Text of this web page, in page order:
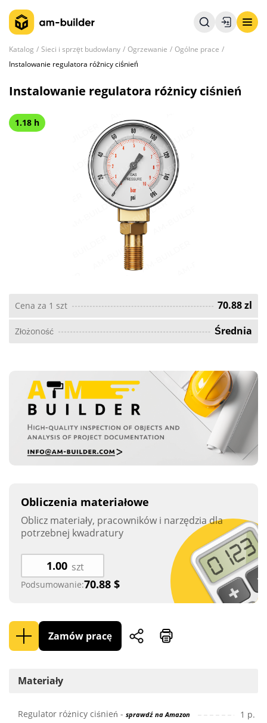
Katalog Sieci i sprzęt budowlany Ogrzewanie
Ogólne prace
Instalowanie regulatora różnicy ciśnień
Instalowanie regulatora różnicy ciśnień
1.18 h
Cena za 1 szt 70.88 zl
Złożoność Średnia
Materiały
Regulator różnicy ciśnień - sprawdź na Amazon 1 p.
Obliczenia materiałowe
Oblicz materiały, pracowników i narzędzia dla
potrzebnej kwadratury
szt
Podsumowanie:70.88 $
Zamów pracę